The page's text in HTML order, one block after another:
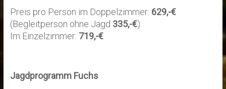
Preis pro Person im Doppelzimmer: 629,-€
(Begleitperson ohne Jagd 335,-€)
Im Einzelzimmer: 719,-€
Jagdprogramm Fuchs